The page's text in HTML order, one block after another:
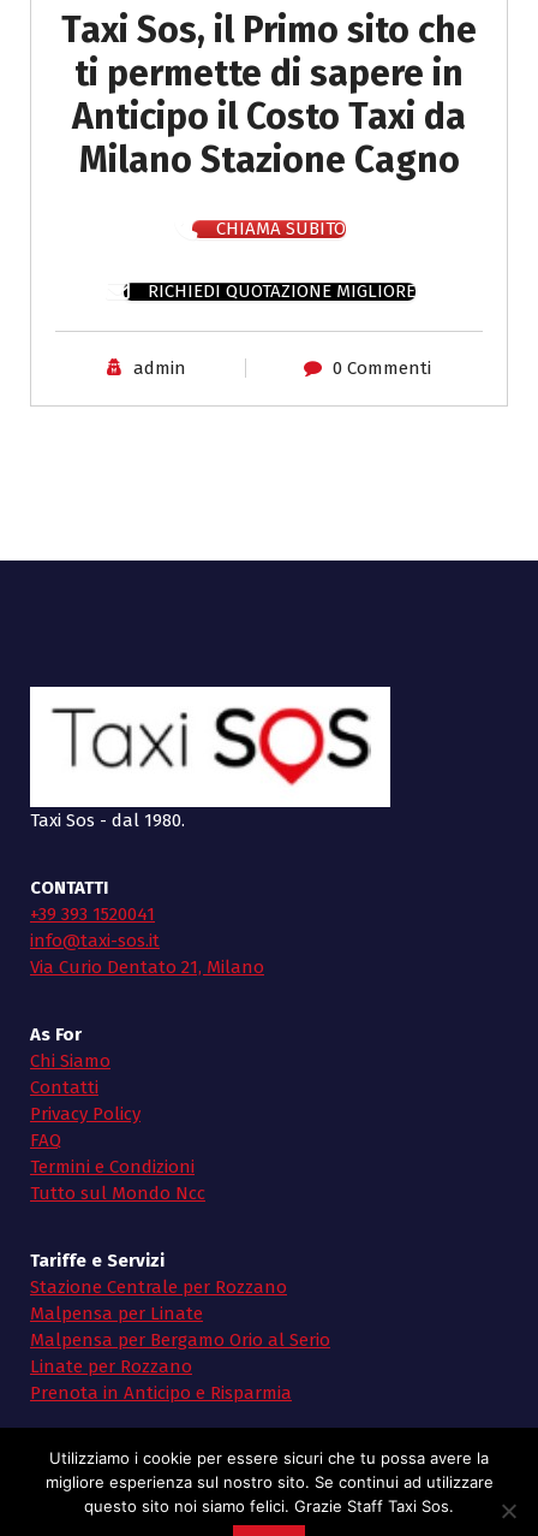
Taxi Sos, il Primo sito che
ti permette di sapere in
Anticipo il Costo Taxi da
Milano Stazione Cagno
CHIAMA SUBITO
RICHIEDI QUOTAZIONE MIGLIORE
admin 0 Commenti
Taxi Sos - dal 1980.
CONTATTI
+39 393 1520041
info@taxi-sos.it
Via Curio Dentato 21, Milano
As For
Chi Siamo
Contatti
Privacy Policy
FAQ
Termini e Condizioni
Tutto sul Mondo Ncc
Tariffe e Servizi
Stazione Centrale per Rozzano
Malpensa per Linate
Malpensa per Bergamo Orio al Serio
Linate per Rozzano
Prenota in Anticipo e Risparmia
Utilizziamo i cookie per essere sicuri che tu possa avere la
migliore esperienza sul nostro sito. Se continui ad utilizzare
questo sito noi siamo felici. Grazie Staff Taxi Sos.